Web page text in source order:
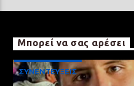
Μπορεί να σας αρέσει
ΣΥΝΕΝΤΕΥΞΕΙΣ